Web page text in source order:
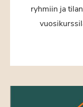
ryhmiin ja